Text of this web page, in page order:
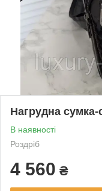
Нагрудна сумка-
В наявності
Роздріб
4 560 ₴